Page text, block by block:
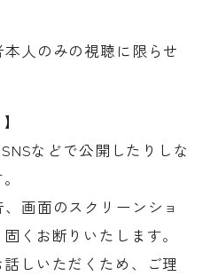
人のみの視聴に限らせ
などで公開したりしな
画面のスクリーンショ
くお断りいたします。
しいただくため、ご理